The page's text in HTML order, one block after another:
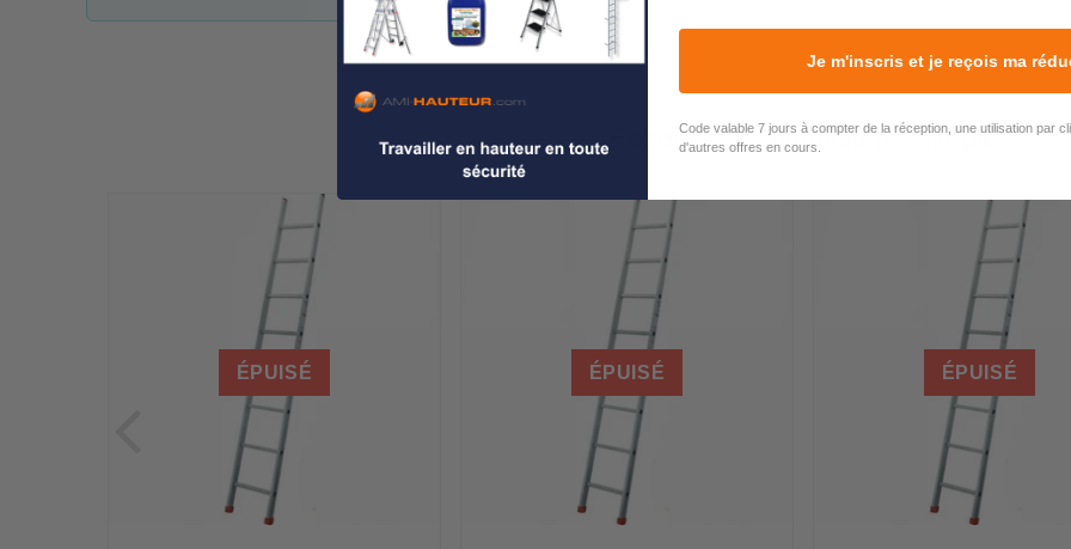
Echelles en aluminium - simple
ÉPUISÉ ÉPUISÉ ÉPUISÉ
Je m'inscris et je reçois ma
Code valable 7 jours à compter de la réception, une utilisation par
d'autres offres en cours.